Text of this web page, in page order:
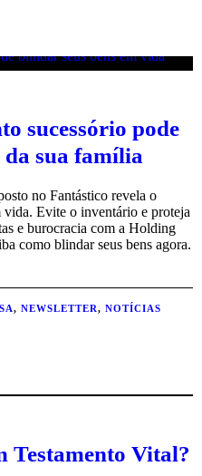
sucessório pode
sua família
no Fantástico revela o
vida. Evite o inventário e proteja
e burocracia com a Holding
como blindar seus bens agora.
, NEWSLETTER, NOTÍCIAS
Testamento Vital?